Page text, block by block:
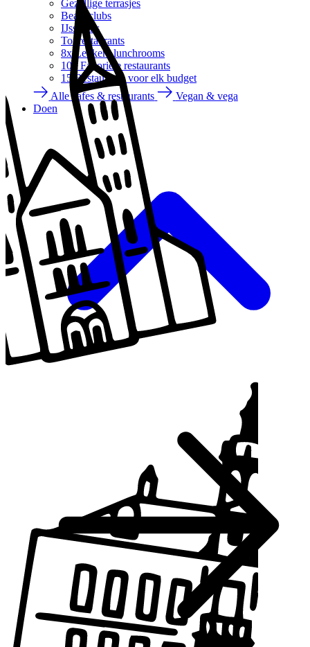
Gezellige terrasjes
Beachclubs
IJssalons
Toprestaurants
8x Lekkere lunchrooms
10x Favoriete restaurants
15 Restaurants voor elk budget
Alle cafes & restaurants
Vegan & vega
Doen